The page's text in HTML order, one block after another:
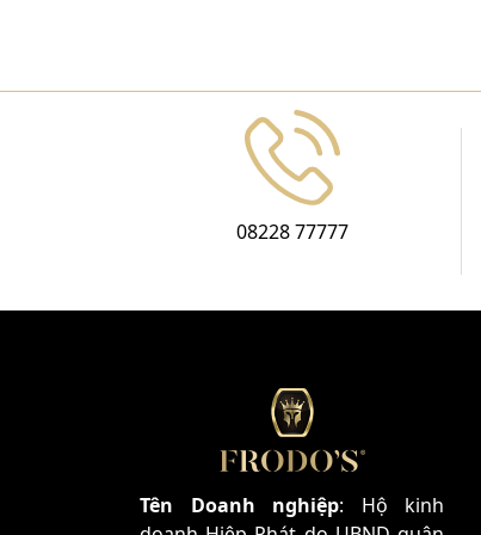
08228 77777
Tên Doanh nghiệp: Hộ kinh